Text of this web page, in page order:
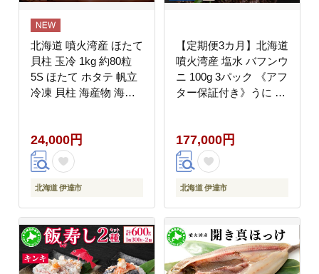
北海道 噴火湾産 ほたて
貝柱 玉冷 1kg 約80粒
5S ほたて ホタテ 帆立
冷凍 貝柱 海産物 海鮮
グルメ 送料無料
24,000円
北海道 伊達市
【定期便3カ月】北海道
噴火湾産 塩水 バフンウ
ニ 100g 3パック 《アフ
ター保証付き》うに ウ
厚 無添加 産地直送 産
直 お取り寄せ 山村水産
送料無料
177,000円
北海道 伊達市